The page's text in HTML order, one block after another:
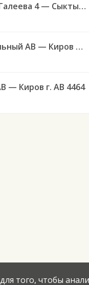
Казань ул Саид Галеева 4 — Сыктывкар ЖД ч/зКиров
Самара Центральный АВ — Киров г. АВ 9270
— Киров г. АВ 4464
того, чтобы